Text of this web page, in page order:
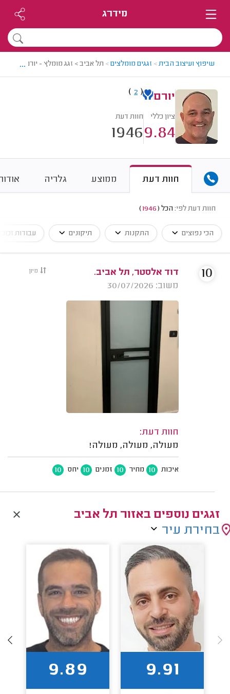
מידרג
שיפוץ ועיצוב הבית> זגגים מומלצים> תל אביב > זגג מומלץ - יורם ...
יורם (
2
)
ציון כללי
9.84
חוות דעת
1946
חוות דעת ממוצע גלריה
חוות דעת לפי: הכל (
1946
)
הכי נפוצים התקנות תיקונים עבודות
מיון
דוד אלסטר, תל אביב.
משוב: 30/07/2026
חוות דעת:
מעולה, מעולה, מעולה!
איכות 10 מחיר 10 זמנים 10 יחס 10
10
זגגים נוספים באזור תל אביב
בחירת עיר
9.91
9.89